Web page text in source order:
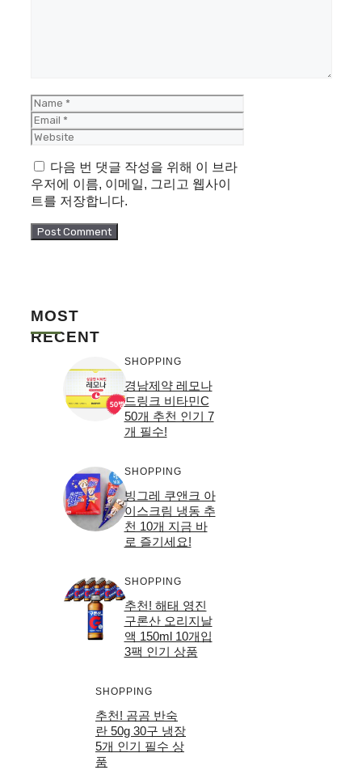
Name
Email
Website
다음 번 댓글 작성을 위해 이 브라
우저에 이름, 이메일, 그리고 웹사이
트를 저장합니다.
MOST
RECENT
SHOPPING
경남제약 레모나
드링크 비타민C
50개 추천 인기 7
개 필수!
SHOPPING
빙그레 쿠앤크 아
이스크림 냉동 추
천 10개 지금 바
로 즐기세요!
SHOPPING
추천! 해태 영진
구론산 오리지날
액 150ml 10개입
3팩 인기 상품
SHOPPING
추천! 곰곰 반숙
란 50g 30구 냉장
5개 인기 필수 상
품